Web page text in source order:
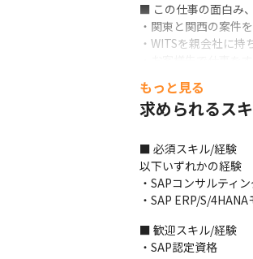
■ この仕事の面白み
・関東と関西の案件
・WITSを親会社に
もっと見る
求められるス
■ 必須スキル/経験
以下いずれかの経験
・SAPコンサルティ
・SAP ERP/S/
■ 歓迎スキル/経験
・SAP認定資格